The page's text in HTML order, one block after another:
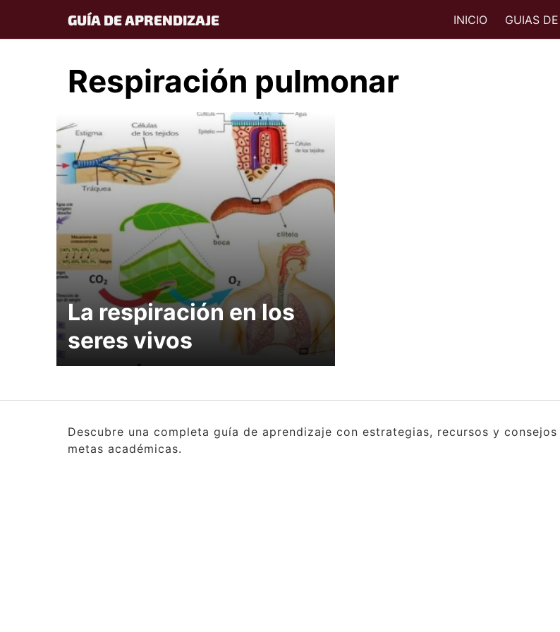
content
GUÍA DE APRENDIZAJE INICIO GUIAS
Respiración pulmonar
La respiración en los
seres vivos
Descubre una completa guía de aprendizaje con estrategias, recursos y
metas académicas.